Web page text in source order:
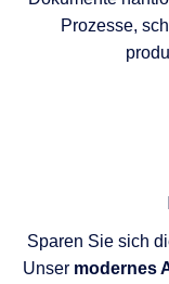
Prozesse,
Sparen Sie sich
Unser modernes